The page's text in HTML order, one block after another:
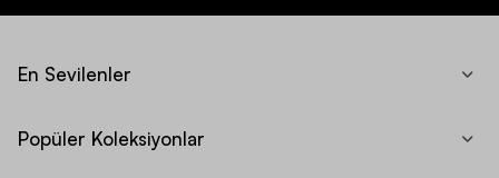
En Sevilenler
Popüler Koleksiyonlar